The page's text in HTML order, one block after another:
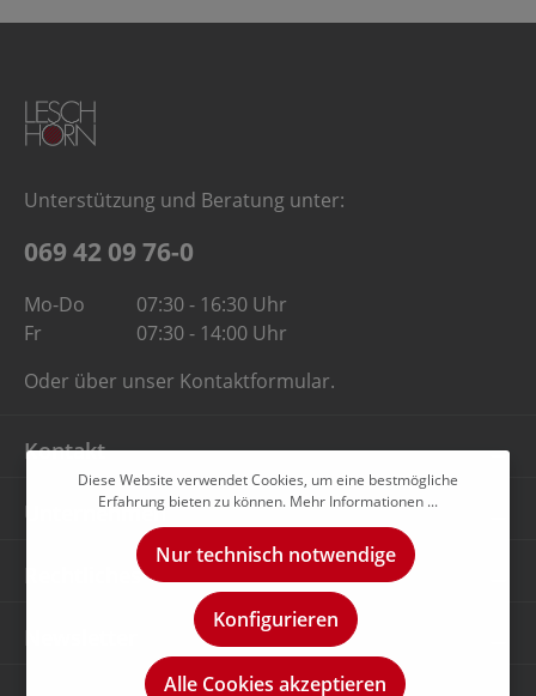
Unterstützung und Beratung unter:
069 42 09 76-0
Mo-Do
07:30 - 16:30 Uhr
Fr
07:30 - 14:00 Uhr
Oder über unser Kontaktformular.
Kontakt
Unternehmen
Rechtliches
Diese Website verwendet Cookies, um eine bestmögliche
Erfahrung bieten zu können. Mehr Informationen ...
Nur technisch notwendige
Konfigurieren
Alle Cookies akzeptieren